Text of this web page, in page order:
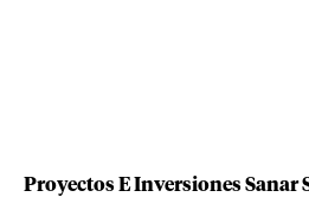
Proyectos E Inversiones Sanar